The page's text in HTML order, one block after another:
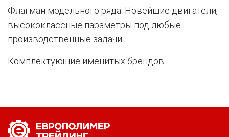
Флагман модельного ряда. Новейшие двигатели,
высококлассные параметры под любые
производственные задачи.
Комплектующие именитых брендов.